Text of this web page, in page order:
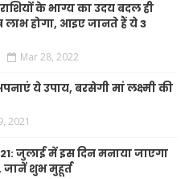
के भाग्य का उदय बदल ही
लाभ होगा, आइए जानते हैं ये 3
Mar 28, 2022
ये उपाय, बरसेगी मां लक्ष्मी की
2021
जुलाई में इस दिन मनाया जाएगा
जानें शुभ मुहूर्त